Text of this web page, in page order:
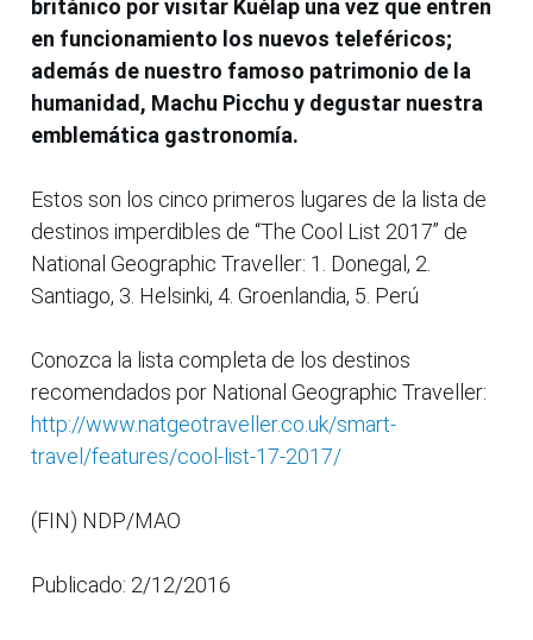
británico por visitar Kuélap una vez que entren
en funcionamiento los nuevos teleféricos;
además de nuestro famoso patrimonio de la
humanidad, Machu Picchu y degustar nuestra
emblemática gastronomía.
Estos son los cinco primeros lugares de la lista de
destinos imperdibles de “The Cool List 2017” de
National Geographic Traveller: 1. Donegal, 2.
Santiago, 3. Helsinki, 4. Groenlandia, 5. Perú
Conozca la lista completa de los destinos
recomendados por National Geographic Traveller:
http://www.natgeotraveller.co.uk/smart-
travel/features/cool-list-17-2017/
(FIN) NDP/MAO
Publicado: 2/12/2016